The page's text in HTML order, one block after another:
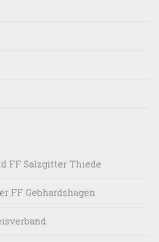
FF Salzgitter Thiede
FF Gebhardshagen